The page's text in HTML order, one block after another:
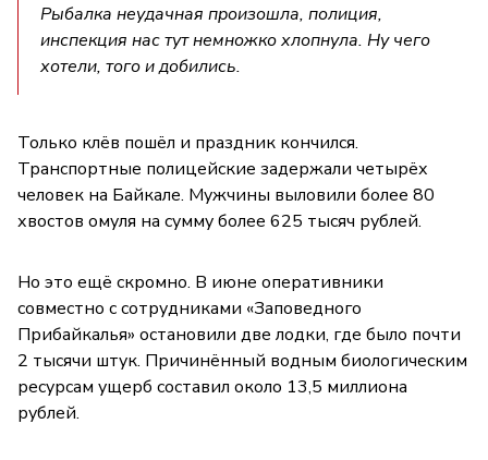
Рыбалка неудачная произошла, полиция,
инспекция нас тут немножко хлопнула. Ну чего
хотели, того и добились.
Только клёв пошёл и праздник кончился.
Транспортные полицейские задержали четырёх
человек на Байкале. Мужчины выловили более 80
хвостов омуля на сумму более 625 тысяч рублей.
Но это ещё скромно. В июне оперативники
совместно с сотрудниками «Заповедного
Прибайкалья» остановили две лодки, где было почти
2 тысячи штук. Причинённый водным биологическим
ресурсам ущерб составил около 13,5 миллиона
рублей.